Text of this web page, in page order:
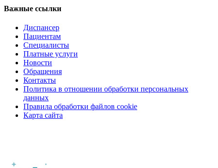
Важные ссылки
Диспансер
Пациентам
Специалисты
Платные услуги
Новости
Обращения
Контакты
Политика в отношении обработки персональных
данных
Правила обработки файлов cookie
Карта сайта